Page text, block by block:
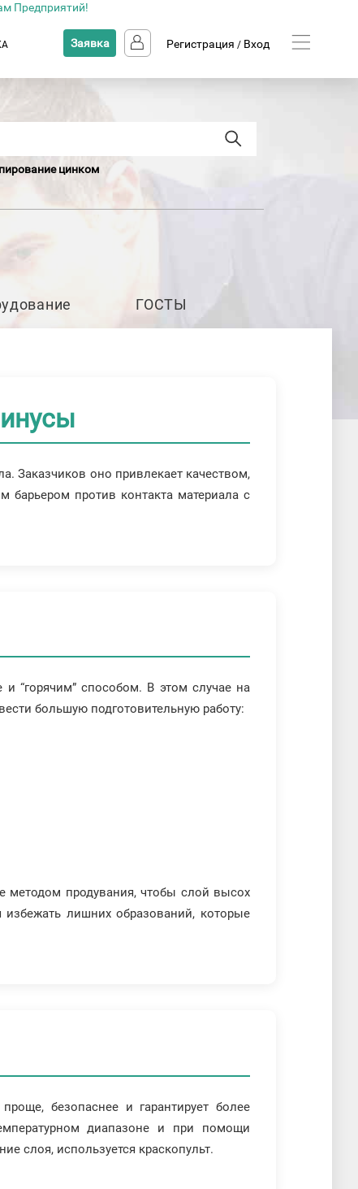
Предприятий!
Заявка Регистрация / Вход
цинком
ГОСТЫ
Заказчиков оно привлекает качеством,
против контакта материала с
“горячим” способом. В этом случае на
большую подготовительную работу:
методом продувания, чтобы слой высох
лишних образований, которые
безопаснее и гарантирует более
диапазоне и при помощи
слоя, используется краскопульт.